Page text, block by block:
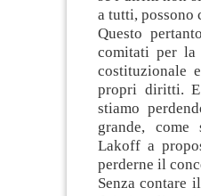
a tutti, possono
Questo
comitati per la
costituzionale
propri diritti.
stiamo
grande, come
Lakoff a
perderne il
Senza contare